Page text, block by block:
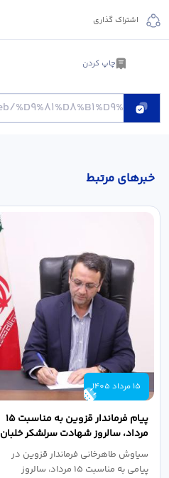
اشتراک گذاری
چاپ کردن
خبر‌های مرتبط
15 مرداد 1405
پیام فرماندار قزوین به مناسبت ۱۵
مرداد، سالروز شهادت سرلشکر خلبان
شهید عباس...
سیاوش طاهرخانی فرماندار قزوین در
پیامی به مناسبت ۱۵ مرداد، سالروز